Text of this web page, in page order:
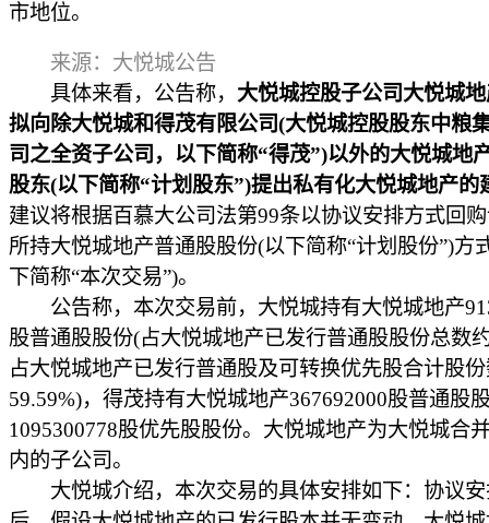
市地位。
来源：大悦城公告
具体来看，公告称， 大悦城控股子公司大悦城
拟向除大悦城和得茂有限公司(大悦城控股股东中粮
司之全资子公司，以下简称“得茂”)以外的大悦城地
股东(以下简称“计划股东”)提出私有化大悦城地产的
建议将根据百慕大公司法第99条以协议安排方式回
所持大悦城地产普通股股份(以下简称“计划股份”)方
下简称“本次交易”)。
公告称，本次交易前，大悦城持有大悦城地产
股普通股股份(占大悦城地产已发行普通股股份总数
占大悦城地产已发行普通股及可转换优先股合计股
59.59%)，得茂持有大悦城地产367692000股普通股
1095300778股优先股股份。大悦城地产为大悦城合
内的子公司。
大悦城介绍，本次交易的具体安排如下：协议安